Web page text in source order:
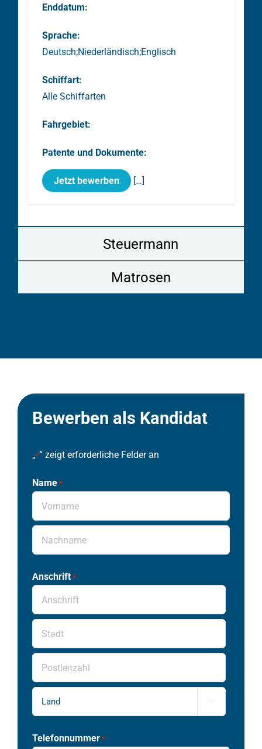
Enddatum:
Sprache:
Deutsch;Niederländisch;Englisch
Schiffart:
Alle Schiffarten
Fahrgebiet:
Patente und Dokumente:
Jetzt bewerben […]
Steuermann
Matrosen
Bewerben als Kandidat
„*“ zeigt erforderliche Felder an
Name *
Vorname
Anschrift *
Anschrift
Stadt
PLZ

Telefonnummer *